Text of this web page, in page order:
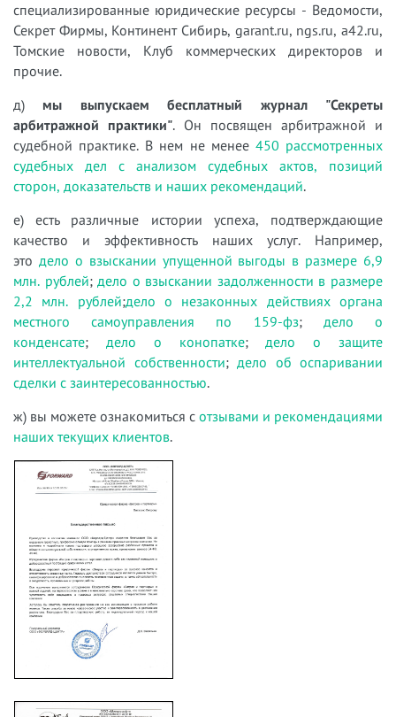
специализированные юридические ресурсы - Ведомости,
Секрет Фирмы, Континент Сибирь, garant.ru, ngs.ru, a42.ru,
Томские новости, Клуб коммерческих директоров и
прочие.
д) мы выпускаем бесплатный журнал "Секреты
арбитражной практики". Он посвящен арбитражной и
судебной практике. В нем не менее 450 рассмотренных
судебных дел с анализом судебных актов, позиций
сторон, доказательств и наших рекомендаций.
е) есть различные истории успеха, подтверждающие
качество и эффективность наших услуг. Например,
это дело о взыскании упущенной выгоды в размере 6,9
млн. рублей;дело о взыскании задолженности в размере
2,2 млн. рублей;дело о незаконных действиях органа
местного самоуправления по 159-фз; дело о
конденсате; дело о конопатке;дело о защите
интеллектуальной собственности; дело об оспаривании
сделки с заинтересованностью.
ж) вы можете ознакомиться с отзывами и рекомендациями
наших текущих клиентов.